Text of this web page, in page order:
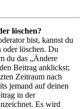
löschen?
bist, kannst du
oder löschen. Du
du das „Ändere
Beitrag anklickst;
Zeitraum nach
jemand auf deinen
in der
Es wird